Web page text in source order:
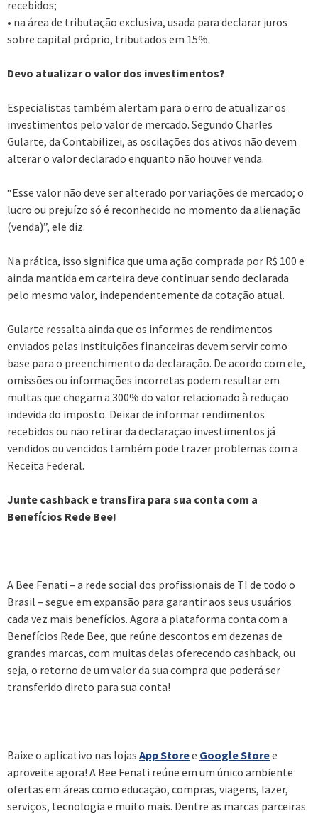
recebidos;
• na área de tributação exclusiva, usada para declarar juros
sobre capital próprio, tributados em 15%.
Devo atualizar o valor dos investimentos?
Especialistas também alertam para o erro de atualizar os
investimentos pelo valor de mercado. Segundo Charles
Gularte, da Contabilizei, as oscilações dos ativos não devem
alterar o valor declarado enquanto não houver venda.
“Esse valor não deve ser alterado por variações de mercado; o
lucro ou prejuízo só é reconhecido no momento da alienação
(venda)”, ele diz.
Na prática, isso significa que uma ação comprada por R$ 100 e
ainda mantida em carteira deve continuar sendo declarada
pelo mesmo valor, independentemente da cotação atual.
Gularte ressalta ainda que os informes de rendimentos
enviados pelas instituições financeiras devem servir como
base para o preenchimento da declaração. De acordo com ele,
omissões ou informações incorretas podem resultar em
multas que chegam a 300% do valor relacionado à redução
indevida do imposto. Deixar de informar rendimentos
recebidos ou não retirar da declaração investimentos já
vendidos ou vencidos também pode trazer problemas com a
Receita Federal.
Junte cashback e transfira para sua conta com a
Benefícios Rede Bee!
A Bee Fenati – a rede social dos profissionais de TI de todo o
Brasil – segue em expansão para garantir aos seus usuários
cada vez mais benefícios. Agora a plataforma conta com a
Benefícios Rede Bee, que reúne descontos em dezenas de
grandes marcas, com muitas delas oferecendo cashback, ou
seja, o retorno de um valor da sua compra que poderá ser
transferido direto para sua conta!
Baixe o aplicativo nas lojas App Storee Google Storee
aproveite agora! A Bee Fenati reúne em um único ambiente
ofertas em áreas como educação, compras, viagens, lazer,
serviços, tecnologia e muito mais. Dentre as marcas parceiras